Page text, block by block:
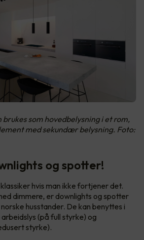
som hovedbelysning i et rom,
med sekundær belysning. Foto:
og spotter!
hvis man ikke fortjener det.
dimmere, er downlights og spotter
husstander. De kan benyttes i
(på full styrke) og
styrke).